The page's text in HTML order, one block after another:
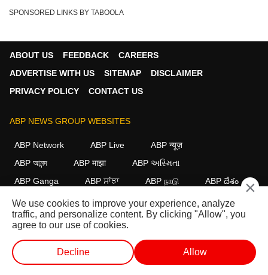
SPONSORED LINKS BY TABOOLA
ABOUT US FEEDBACK
CAREERS
ADVERTISE WITH US
SITEMAP
DISCLAIMER
PRIVACY POLICY
CONTACT US
ABP NEWS GROUP WEBSITES
ABP Network ABP Live
ABP न्यूज़
ABP আনন্দ
ABP माझा
ABP અસ્મિતા
ABP Ganga
ABP ਸਾਂਝਾ ABP நாடு ABP దేశం
FOLLOW US
This website follows the DNPA Code of Ethics. Copyright@2026.
All rights reserved.
×
We use cookies to improve your experience, analyze
traffic, and personalize content. By clicking "Allow", you
agree to our use of cookies.
Decline Allow